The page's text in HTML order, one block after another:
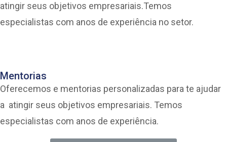
atingir seus objetivos empresariais.Temos
especialistas com anos de experiência no setor.
Mentorias
Oferecemos e mentorias personalizadas para te ajudar
a atingir seus objetivos empresariais. Temos
especialistas com anos de experiência.